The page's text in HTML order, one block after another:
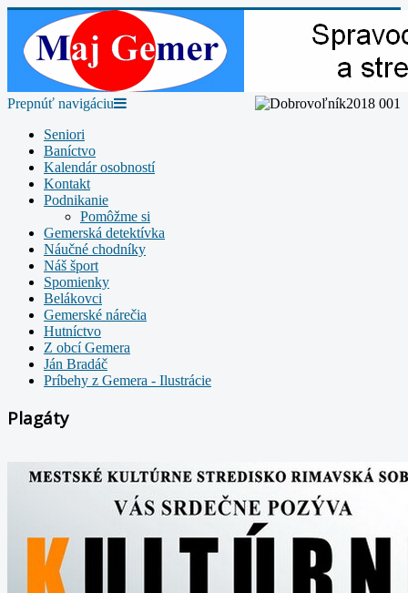
Prepnúť navigáciu
Seniori
Baníctvo
Kalendár osobností
Kontakt
Podnikanie
Pomôžme si
Gemerská detektívka
Náučné chodníky
Náš šport
Spomienky
Belákovci
Gemerské nárečia
Hutníctvo
Z obcí Gemera
Ján Bradáč
Príbehy z Gemera - Ilustrácie
Plagáty